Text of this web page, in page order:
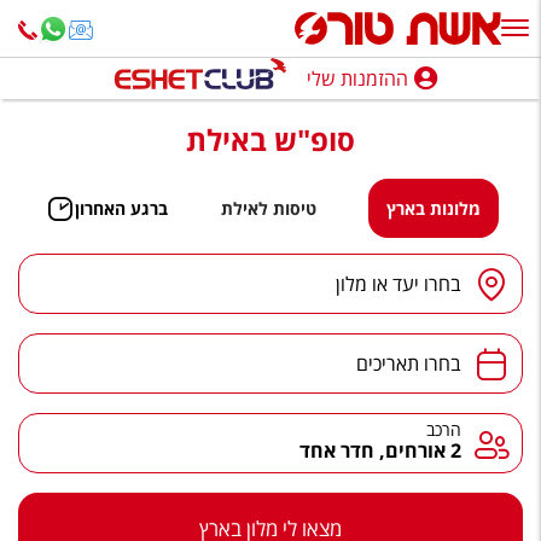
ההזמנות שלי
חופשה לפי סגנון
מלונות באילת
טיולים מאורגנים
סגנונות טיול
הרגע האחרון
ההזמנות שלי
סופ"ש באילת
מלונות בארץ טיסות לאילת ברגע האחרון
יעד/מלון בחרו יעד או מלון
תאריכים בחרו תאריכים
הרכב הרכב
2 אורחים, חדר אחד
מצאו לי מלון בארץ